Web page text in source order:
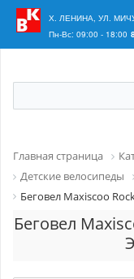
Ваш регион:
Х. ЛЕНИНА, УЛ.
Пн-Вс: 09:00 - 18:00
Главная страница
Детские велосипеды
Беговел Maxiscoo
Беговел